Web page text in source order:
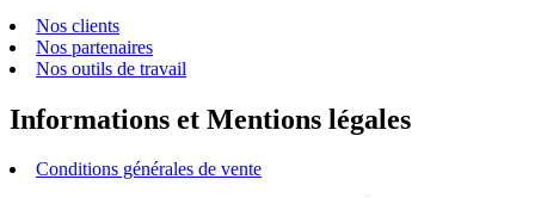
Nos clients
Nos partenaires
Nos outils de travail
Informations et Mentions légales
Conditions générales de vente